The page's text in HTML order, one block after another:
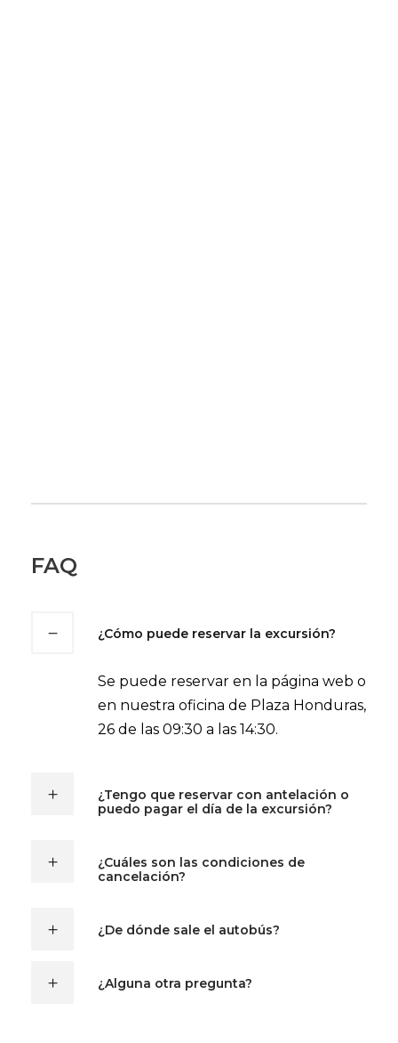
FAQ
¿Cómo puede reservar la excursión?
Se puede reservar en la página web o
en nuestra oficina de Plaza Honduras,
26 de las 09:30 a las 14:30.
¿Tengo que reservar con antelación o
puedo pagar el día de la excursión?
¿Cuáles son las condiciones de
cancelación?
¿De dónde sale el autobús?
¿Alguna otra pregunta?